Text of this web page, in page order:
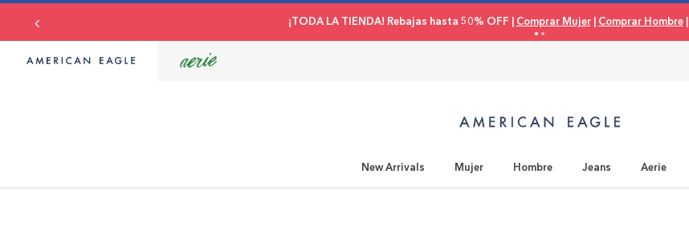
¡TODA LA TIENDA! Rebajas hasta 50% OFF | Comprar Mujer| Comprar Hombre|
New Arrivals Mujer Hombre Jeans Aerie